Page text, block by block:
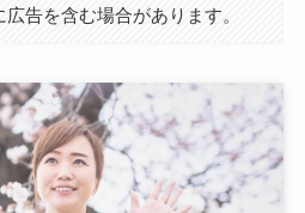
告を含む場合があります。